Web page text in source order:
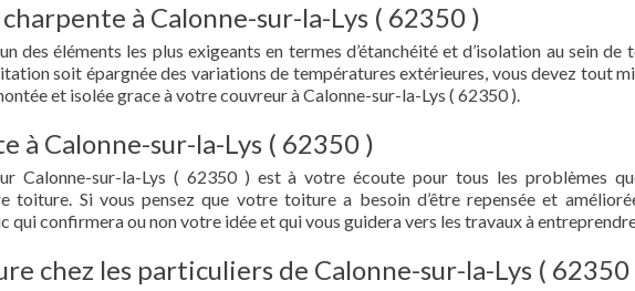
à Calonne-sur-la-Lys ( 62350 )
des éléments les plus exigeants en termes d’étanchéité et d’isolation au sein de
soit épargnée des variations de températures extérieures, vous devez tout
et isolée grace à votre couvreur à Calonne-sur-la-Lys ( 62350 ).
à Calonne-sur-la-Lys ( 62350 )
Calonne-sur-la-Lys ( 62350 ) est à votre écoute pour tous les problèmes
toiture. Si vous pensez que votre toiture a besoin d’être repensée et
qui confirmera ou non votre idée et qui vous guidera vers les travaux à
chez les particuliers de Calonne-sur-la-Lys ( 62350